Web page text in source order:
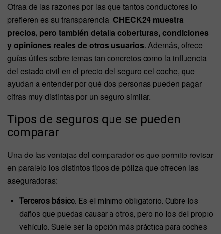
Otraa de las razones por las que tantos conductores lo
prefieren es su transparencia. CHECK24 muestra
precios, pero también detalla coberturas, condiciones
y opiniones reales de otros usuarios. Además, ofrece
guías útiles sobre temas tan concretos como la influencia
del estado civil en el precio del seguro del coche, que
ayudan a entender por qué dos personas pueden pagar
cifras muy distintas por un seguro similar.
Tipos de seguros que se pueden
comparar
Una de las ventajas del comparador es que permite revisar
en paralelo los distintos tipos de póliza que ofrecen las
aseguradoras:
Terceros básico . Es el mínimo obligatorio. Cubre los
daños que puedas causar a otros, pero no los del propio
vehículo. Suele ser la opción más práctica para coches